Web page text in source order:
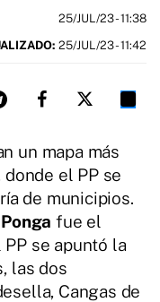
25/JUL/23- 11:38
25/JUL/23 - 11:42
un mapa más
el PP se
de municipios.
fue el
PP se apuntó la
las dos
Cangas de